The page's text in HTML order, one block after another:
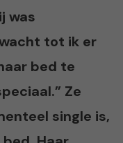
was
tot ik er
bed te
Ze
single is,